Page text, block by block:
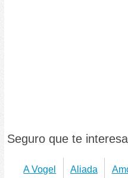
Seguro que te
A Vogel Aliada